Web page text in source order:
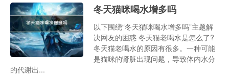
冬天猫咪喝水增多吗
以下围绕“冬天猫咪喝水增多吗”主题解
决网友的困惑 冬天猫老喝水是怎么了?
冬天猫老喝水的原因有很多。一种可能
是猫咪的肾脏出现问题，导致体内水分
的代谢出...